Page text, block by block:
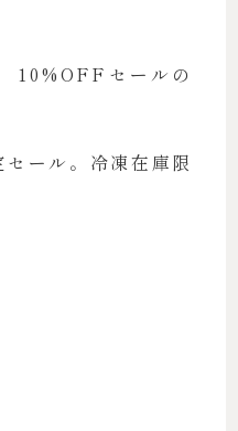
10%OFFセールの
ール。冷凍在庫限